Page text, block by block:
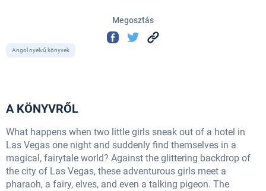
Megosztás
Angol nyelvű könyvek
A KÖNYVRŐL
What happens when two little girls sneak out of a hotel in
Las Vegas one night and suddenly find themselves in a
magical, fairytale world? Against the glittering backdrop of
the city of Las Vegas, these adventurous girls meet a
pharaoh, a fairy, elves, and even a talking pigeon. The